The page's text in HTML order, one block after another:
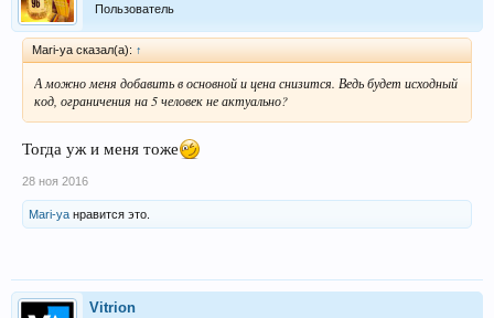
Пользователь
Mari-ya сказал(а): ↑
А можно меня добавить в основной и цена снизится. Ведь будет исходный
код, ограничения на 5 человек не актуально?
Тогда уж и меня тоже
28 ноя 2016
Mari-ya нравится это.
Vitrion